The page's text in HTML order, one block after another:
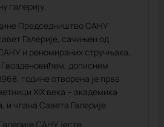
галерију.
Председништво САНУ
Галерије, сачињен од
и реномираних стручњака,
дописним
године отворена је прва
XIX века – академика
и члана Савета Галерије.
САНУ јесте